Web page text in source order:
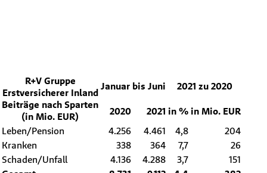
R+V Gruppe
Erstversicherer Inland
Beiträge nach Sparten
(in Mio. EUR)
Januar bis Juni 2021 zu 2020
2020 2021 in % in Mio. EUR
Leben/Pension
4.256 4.461 4,8
204
Kranken
338 364 7,7
26
Schaden/Unfall
4.136 4.288 3,7
151